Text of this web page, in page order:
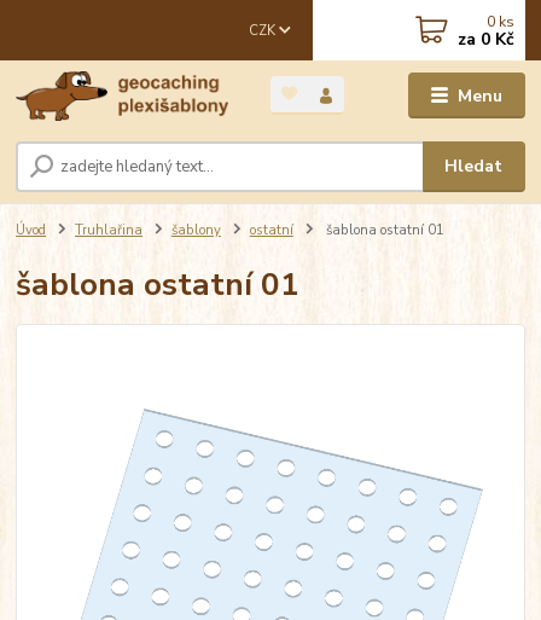
Menu
CZK
Hledat
0 ks
za 0 Kč
Úvod Truhlařina šablony ostatní šablona ostatní 01
šablona ostatní 01